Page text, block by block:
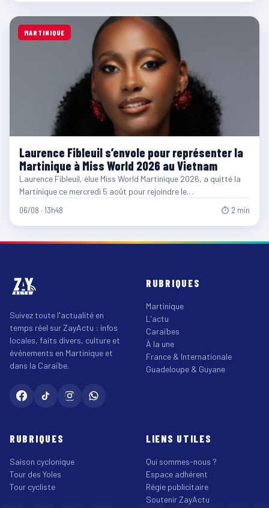
MARTINIQUE
Laurence Fibleuil s’envole pour représenter la
Martinique à Miss World 2026 au Vietnam
Laurence Fibleuil, élue Miss World Martinique 2026, a quitté la
Martinique ce mercredi 5 août pour rejoindre le…
06/08 · 13h48 ⏱ 2 min
Suivez toute l'actualité en
temps réel sur ZayActu : infos
locales, faits divers, culture et
événements en Martinique et
dans la Caraïbe.
RUBRIQUES
Martinique
L'actu
Caraïbes
À la une
France & Internationale
Guadeloupe & Guyane
RUBRIQUES
Saison cyclonique
Tour des Yoles
Tour cycliste
LIENS UTILES
Qui sommes-nous ?
Espace adhérent
Régie publicitaire
Soutenir ZayActu